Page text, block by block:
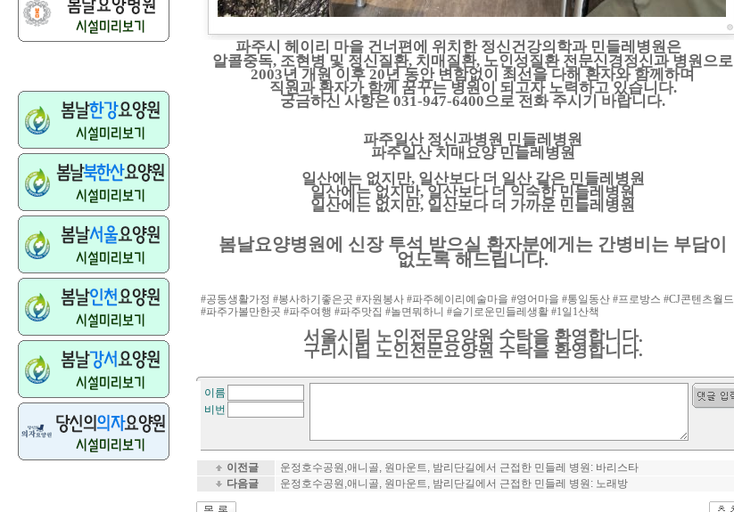
파주시 헤이리 마을 건너편에 위치한 정신건강의학과 민들레병원은
알콜중독, 조현병 및 정신질환, 치매질환, 노인성질환 전문신경정신과 병원으로
2003년 개원 이후 20년 동안 변함없이 최선을 다해 환자와 함께하며
직원과 환자가 함께 꿈꾸는 병원이 되고자 노력하고 있습니다.
궁금하신 사항은 031-947-6400으로 전화 주시기 바랍니다.
파주일산 정신과병원 민들레병원
파주일산 치매요양 민들레병원
일산에는 없지만, 일산보다 더 일산 같은 민들레병원
일산에는 없지만, 일산보다 더 익숙한 민들레병원
일산에는 없지만, 일산보다 더 가까운 민들레병원
봄날요양병원에 신장 투석 받으실 환자분에게는 간병비는 부담이
없도록 해드립니다.
#공동생활가정 #봉사하기좋은곳 #자원봉사 #파주헤이리예술마을 #영어마을 #통일동산 #프로방스 #CJ콘텐츠월드
#파주가볼만한곳 #파주여행 #파주맛집 #놀면뭐하니 #슬기로운민들레생활 #1일 1산책
서울시립 노인전문요양원 수탁을 환영합니다.
구리시립 노인전문요양원 수탁을 환영합니다.
이름
비번
이전글
운정호수공원,애니골, 원마운트, 밤리단길에서 근접한 민들레 병원: 바리스타
다음글
운정호수공원,애니골, 원마운트, 밤리단길에서 근접한 민들레 병원: 노래방